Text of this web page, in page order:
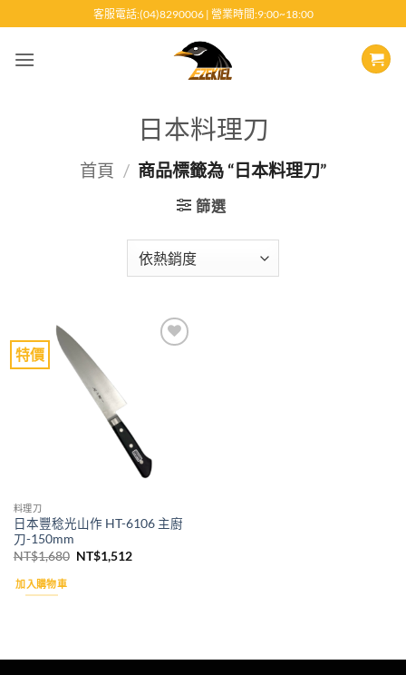
至
客服電話:(04)8290006 | 營業時間:9:00~18:00
日本料理刀
首頁 / 商品標籤為 “日本料理刀”
篩選
特價
料理刀
日本豐稔光山作 HT-6106 主廚
刀-150mm
NT$1,680 原
NT$1,512目
加入購物車